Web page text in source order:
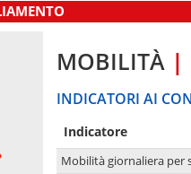
MOBILITÀ |
INDICATORI AI
Indicatore
Mobilità giornaliera per